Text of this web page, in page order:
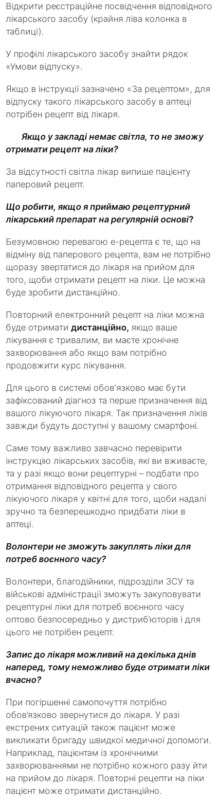
Відкрити реєстраційне посвідчення відповідного
лікарського засобу (крайня ліва колонка в
таблиці).
У профілі лікарського засобу знайти рядок
«Умови відпуску».
Якщо в інструкції зазначено «За рецептом», для
відпуску такого лікарського засобу в аптеці
потрібен рецепт від лікаря.
Якщо у закладі немає світла, то не зможу
отримати рецепт на ліки?
За відсутності світла лікар випише пацієнту
паперовий рецепт.
Що робити, якщо я приймаю рецептурний
лікарський препарат на регулярній основі?
Безумовною перевагою е-рецепта є те, що на
відміну від паперового рецепта, вам не потрібно
щоразу звертатися до лікаря на прийом для
того, щоби отримати рецепт на ліки. Це можна
буде зробити дистанційно.
Повторний електронний рецепт на ліки можна
буде отримати дистанційно, якщо ваше
лікування є тривалим, ви маєте хронічне
захворювання або якщо вам потрібно
продовжити курс лікування.
Для цього в системі обовʼязково має бути
зафіксований діагноз та перше призначення від
вашого лікуючого лікаря. Так призначення ліків
завжди будуть доступні у вашому смартфоні.
Саме тому важливо завчасно перевірити
інструкцію лікарських засобів, які ви вживаєте,
та у разі якщо вони рецептурні – подбати про
отримання відповідного рецепта у свого
лікуючого лікаря у квітні для того, щоби надалі
зручно та безперешкодно придбати ліки в
аптеці.
Волонтери не зможуть закуплять ліки для
потреб воєнного часу?
Волонтери, благодійники, підрозділи ЗСУ та
військові адміністрації зможуть закуповувати
рецептурні ліки для потреб воєнного часу
оптово безпосередньо у дистриб’юторів і для
цього не потрібен рецепт.
Запис до лікаря можливий на декілька днів
наперед, тому неможливо буде отримати ліки
вчасно?
При погіршенні самопочуття потрібно
обов’язково звернутися до лікаря. У разі
екстрених ситуацій також пацієнт може
викликати бригаду швидкої медичної допомоги.
Наприклад, пацієнтам із хронічними
захворюваннями не потрібно кожного разу йти
на прийом до лікаря. Повторні рецепти на ліки
пацієнт може отримати дистанційно.